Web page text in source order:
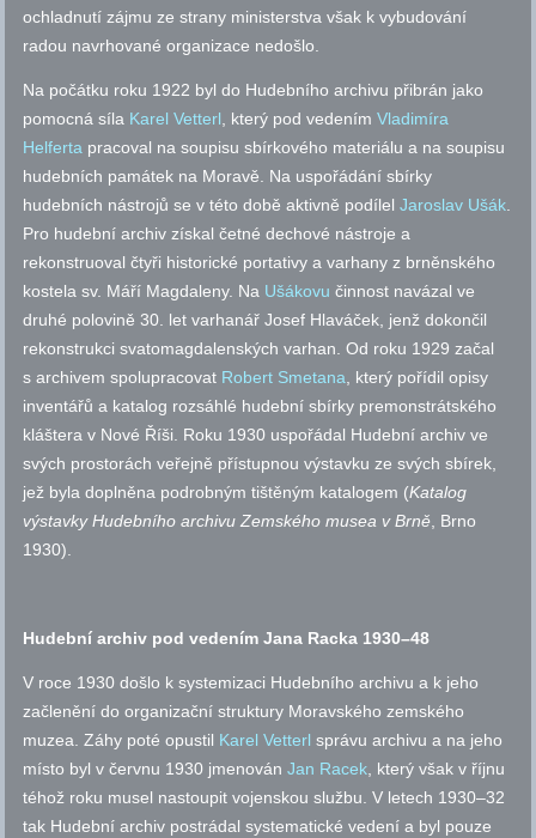
ochladnutí zájmu ze strany ministerstva však k vybudování
radou navrhované organizace nedošlo.
Na počátku roku 1922 byl do Hudebního archivu přibrán jako
pomocná síla Karel Vetterl, který pod vedenímVladimíra
Helferta pracoval na soupisu sbírkového materiálu a na soupisu
hudebních památek na Moravě. Na uspořádání sbírky
hudebních nástrojů se v této době aktivně podílelJaroslav Ušák.
Pro hudební archiv získal četné dechové nástroje a
rekonstruoval čtyři historické portativy a varhany z brněnského
kostelasv. Máří Magdaleny. Na Ušákovu činnost navázal ve
druhé polovině 30. let varhanář Josef Hlaváček, jenž dokončil
rekonstrukci svatomagdalenských varhan. Od roku 1929 začal
s archivem spolupracovat Robert Smetana, který pořídil opisy
inventářů a katalog rozsáhlé hudební sbírky premonstrátského
kláštera v Nové Říši. Roku 1930 uspořádal Hudební archiv ve
svých prostorách veřejně přístupnou výstavku ze svých sbírek,
jež byla doplněna podrobným tištěným katalogem (Katalog
výstavky Hudebního archivu Zemského musea v Brně, Brno
1930).
Hudební archiv pod vedením Jana Racka 1930–48
V roce 1930 došlo k systemizaci Hudebního archivu a k jeho
začlenění do organizační struktury Moravského zemského
muzea. Záhy poté opustil Karel Vetterlsprávu archivu a na jeho
místo byl v červnu 1930 jmenovánJan Racek, který však v říjnu
téhož roku musel nastoupit vojenskou službu. V letech 1930–32
tak Hudební archiv postrádal systematické vedení a byl pouze